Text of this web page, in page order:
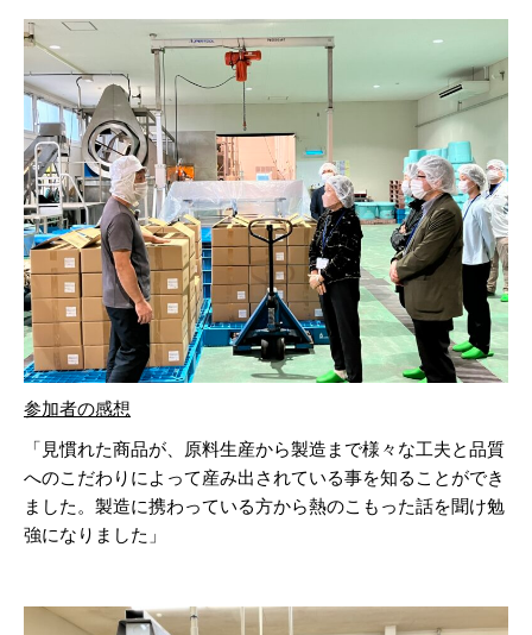
参加者の感想
「見慣れた商品が、原料生産から製造まで様々な工夫と品質
へのこだわりによって産み出されている事を知ることができ
ました。製造に携わっている方から熱のこもった話を聞け勉
強になりました」